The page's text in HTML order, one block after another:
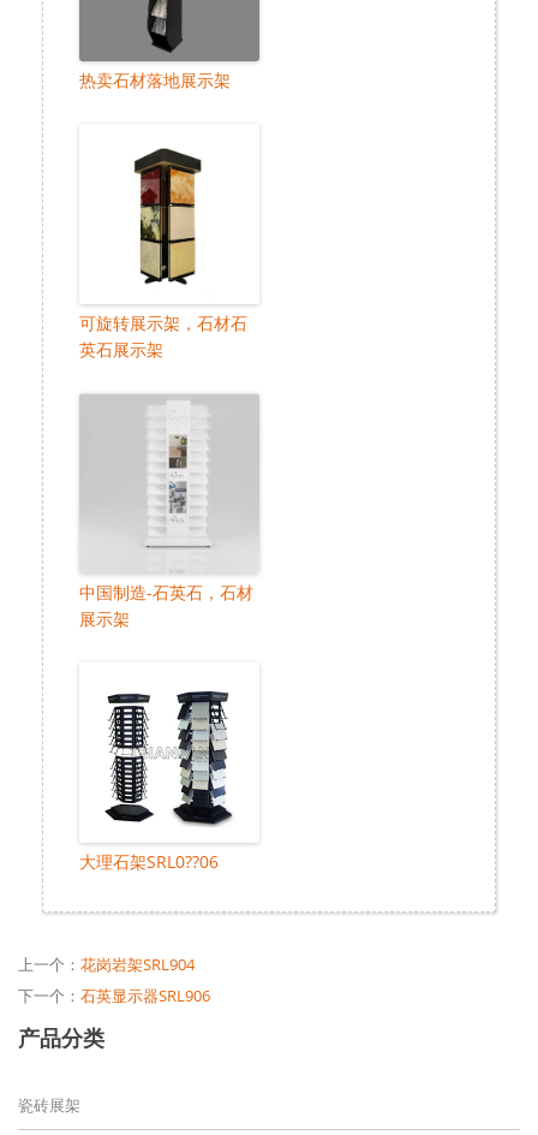
热卖石材落地展示架
可旋转展示架，石材石
英石展示架
中国制造-石英石，石材
展示架
大理石架SRL0??06
上一个： 花岗岩架SRL904
下一个： 石英显示器SRL906
产品分类
瓷砖展架